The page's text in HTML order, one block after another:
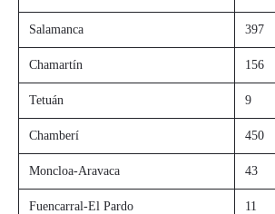
Salamanca 397
Chamartín 156
Tetuán 9
Chamberí 450
Moncloa-Aravaca 43
Fuencarral-El Pardo 11